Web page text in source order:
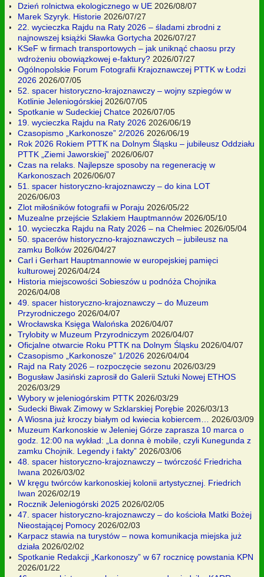
Dzień rolnictwa ekologicznego w UE 2026/08/07
Marek Szyryk. Historie 2026/07/27
22. wycieczka Rajdu na Raty 2026 – śladami zbrodni z
najnowszej książki Sławka Gortycha 2026/07/27
KSeF w firmach transportowych – jak uniknąć chaosu przy
wdrożeniu obowiązkowej e-faktury? 2026/07/27
Ogólnopolskie Forum Fotografii Krajoznawczej PTTK w Łodzi
2026 2026/07/05
52. spacer historyczno-krajoznawczy – wojny szpiegów w
Kotlinie Jeleniogórskiej 2026/07/05
Spotkanie w Sudeckiej Chatce 2026/07/05
19. wycieczka Rajdu na Raty 2026 2026/06/19
Czasopismo „Karkonosze” 2/2026 2026/06/19
Rok 2026 Rokiem PTTK na Dolnym Śląsku – jubileusz Oddziału
PTTK „Ziemi Jaworskiej” 2026/06/07
Czas na relaks. Najlepsze sposoby na regenerację w
Karkonoszach 2026/06/07
51. spacer historyczno-krajoznawczy – do kina LOT
2026/06/03
Zlot miłośników fotografii w Poraju 2026/05/22
Muzealne przejście Szlakiem Hauptmannów 2026/05/10
10. wycieczka Rajdu na Raty 2026 – na Chełmiec 2026/05/04
50. spacerów historyczno-krajoznawczych – jubileusz na
zamku Bolków 2026/04/27
Carl i Gerhart Hauptmannowie w europejskiej pamięci
kulturowej 2026/04/24
Historia miejscowości Sobieszów u podnóża Chojnika
2026/04/08
49. spacer historyczno-krajoznawczy – do Muzeum
Przyrodniczego 2026/04/07
Wrocławska Księga Walońska 2026/04/07
Trylobity w Muzeum Przyrodniczym 2026/04/07
Oficjalne otwarcie Roku PTTK na Dolnym Śląsku 2026/04/07
Czasopismo „Karkonosze” 1/2026 2026/04/04
Rajd na Raty 2026 – rozpoczęcie sezonu 2026/03/29
Bogusław Jasiński zaprosił do Galerii Sztuki Nowej ETHOS
2026/03/29
Wybory w jeleniogórskim PTTK 2026/03/29
Sudecki Biwak Zimowy w Szklarskiej Porębie 2026/03/13
A Wiosna już kroczy białym od kwiecia kobiercem…
2026/03/09
Muzeum Karkonoskie w Jeleniej Górze zaprasza 10 marca o
godz. 12:00 na wykład: „La donna è mobile, czyli Kunegunda z
zamku Chojnik. Legendy i fakty” 2026/03/06
48. spacer historyczno-krajoznawczy – twórczość Friedricha
Iwana 2026/03/02
W kręgu twórców karkonoskiej kolonii artystycznej. Friedrich
Iwan 2026/02/19
Rocznik Jeleniogórski 2025 2026/02/05
47. spacer historyczno-krajoznawczy – do kościoła Matki Bożej
Nieostającej Pomocy 2026/02/03
Karpacz stawia na turystów – nowa komunikacja miejska już
działa 2026/02/02
Spotkanie Redakcji „Karkonoszy” w 67 rocznicę powstania KPN
2026/01/22